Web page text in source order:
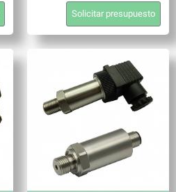
Solicitar presupuesto